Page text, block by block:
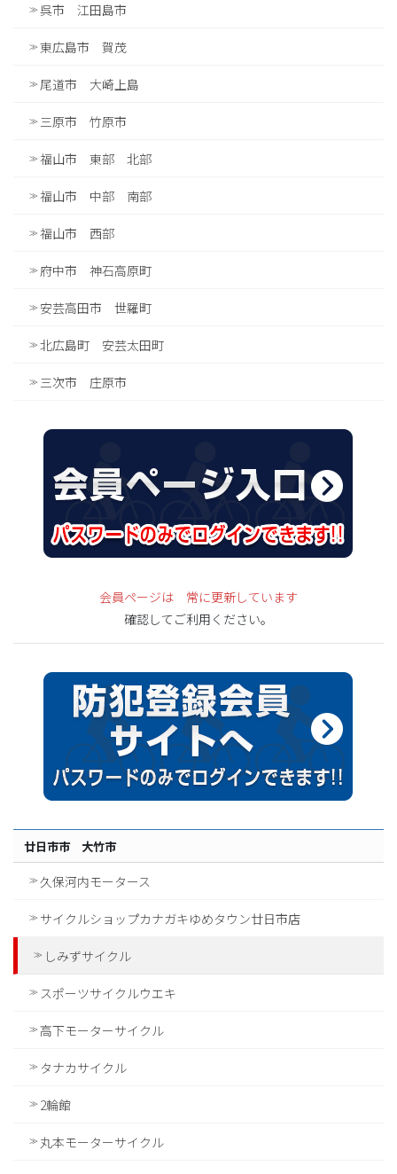
呉市 江田島市
東広島市 賀茂
尾道市 大崎上島
三原市 竹原市
福山市 東部 北部
福山市 中部 南部
福山市 西部
府中市 神石高原町
安芸高田市 世羅町
北広島町 安芸太田町
三次市 庄原市
会員ページは 常に更新しています
確認してご利用ください。
廿日市市 大竹市
久保河内モータース
サイクルショップカナガキゆめタウン廿日市店
しみずサイクル
スポーツサイクルウエキ
高下モーターサイクル
タナカサイクル
2輪館
丸本モーターサイクル